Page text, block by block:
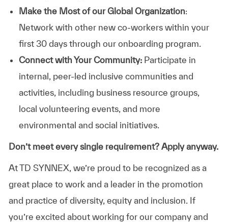
Make the Most of our Global Organization:
Network with other new co-workers within your
first 30 days through our onboarding program.
Connect with Your Community:Participate in
internal, peer-led inclusive communities and
activities, including business resource groups,
local volunteering events, and more
environmental and social initiatives.
Don’t meet every single requirement? Apply anyway.
At TD SYNNEX, we’re proud to be recognized as a
great place to work and a leader in the promotion
and practice of diversity, equity and inclusion. If
you’re excited about working for our company and